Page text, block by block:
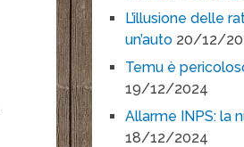
L’illusione delle
un’auto 20/12/
Temu è
19/12/2024
Allarme INPS: la
18/12/2024